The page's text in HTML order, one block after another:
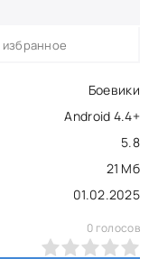
Боевики
Android 4.4+
5.8
21 Мб
01.02.2025
избранное
0 голосов